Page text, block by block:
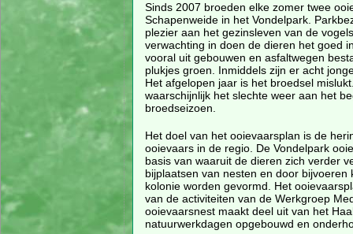
Sinds 2007 broeden elke zomer twee
Schapenweide in het Vondelpark.
plezier aan het gezinsleven van de
verwachting in doen de dieren het goed
vooral uit gebouwen en asfaltwegen
plukjes groen. Inmiddels zijn er acht
Het afgelopen jaar is het broedsel
waarschijnlijk het slechte weer aan het
broedseizoen.
Het doel van het ooievaarsplan is de
ooievaars in de regio. De Vondelpark
basis van waaruit de dieren zich verder
bijplaatsen van nesten en door bijvoeren
kolonie worden gevormd. Het
van de activiteiten van de Werkgroep
ooievaarsnest maakt deel uit van het
natuurwerkdagen opgebouwd en